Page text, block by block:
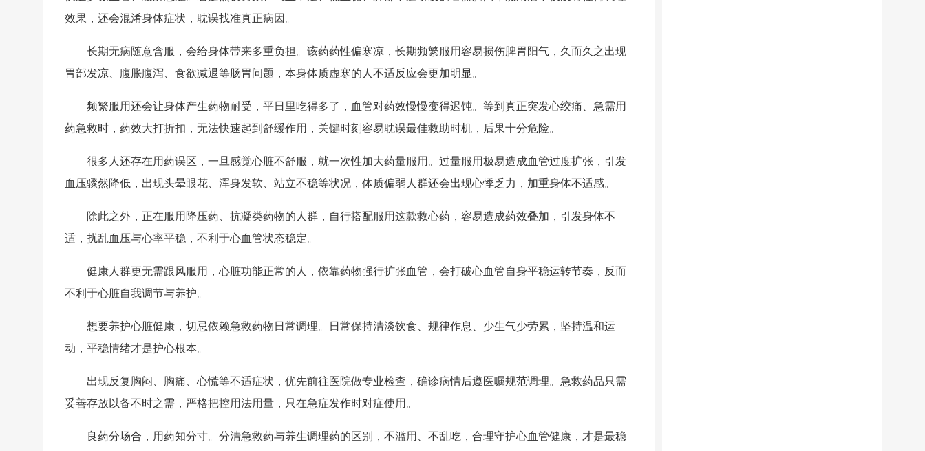
效果，还会混淆身体症状，耽误找准真正病因。
长期无病随意含服，会给身体带来多重负担。该药药性偏寒凉，长期频繁服用容易损伤脾胃阳气，久而久之出现
胃部发凉、腹胀腹泻、食欲减退等肠胃问题，本身体质虚寒的人不适反应会更加明显。
频繁服用还会让身体产生药物耐受，平日里吃得多了，血管对药效慢慢变得迟钝。等到真正突发心绞痛、急需用
药急救时，药效大打折扣，无法快速起到舒缓作用，关键时刻容易耽误最佳救助时机，后果十分危险。
很多人还存在用药误区，一旦感觉心脏不舒服，就一次性加大药量服用。过量服用极易造成血管过度扩张，引发
血压骤然降低，出现头晕眼花、浑身发软、站立不稳等状况，体质偏弱人群还会出现心悸乏力，加重身体不适感。
除此之外，正在服用降压药、抗凝类药物的人群，自行搭配服用这款救心药，容易造成药效叠加，引发身体不
适，扰乱血压与心率平稳，不利于心血管状态稳定。
健康人群更无需跟风服用，心脏功能正常的人，依靠药物强行扩张血管，会打破心血管自身平稳运转节奏，反而
不利于心脏自我调节与养护。
想要养护心脏健康，切忌依赖急救药物日常调理。日常保持清淡饮食、规律作息、少生气少劳累，坚持温和运
动，平稳情绪才是护心根本。
出现反复胸闷、胸痛、心慌等不适症状，优先前往医院做专业检查，确诊病情后遵医嘱规范调理。急救药品只需
妥善存放以备不时之需，严格把控用法用量，只在急症发作时对症使用。
良药分场合，用药知分寸。分清急救药与养生调理药的区别，不滥用、不乱吃，合理守护心血管健康，才是最稳